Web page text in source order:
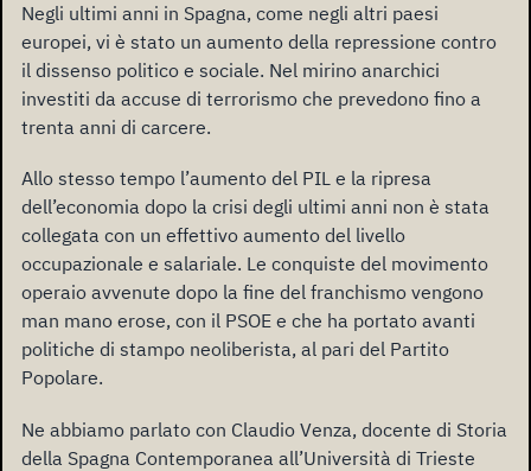
Negli ultimi anni in Spagna, come negli altri paesi
europei, vi è stato un aumento della repressione contro
il dissenso politico e sociale. Nel mirino anarchici
investiti da accuse di terrorismo che prevedono fino a
trenta anni di carcere.
Allo stesso tempo l’aumento del PIL e la ripresa
dell’economia dopo la crisi degli ultimi anni non è stata
collegata con un effettivo aumento del livello
occupazionale e salariale. Le conquiste del movimento
operaio avvenute dopo la fine del franchismo vengono
man mano erose, con il PSOE e che ha portato avanti
politiche di stampo neoliberista, al pari del Partito
Popolare.
Ne abbiamo parlato con Claudio Venza, docente di Storia
della Spagna Contemporanea all’Università di Trieste